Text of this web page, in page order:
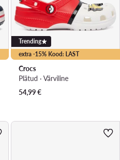
extra -15% Kood: LAST
Trending
Crocs
Plätud · Värviline
54,99€